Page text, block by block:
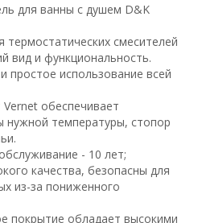
для ванны с душем D&K
термостатических смесителей
вид и функциональность.
простое использование всей
обеспечивает
нужной температуры, стопор
- 10 лет;
качества, безопасны для
из-за пониженного
покрытие обладает высокими